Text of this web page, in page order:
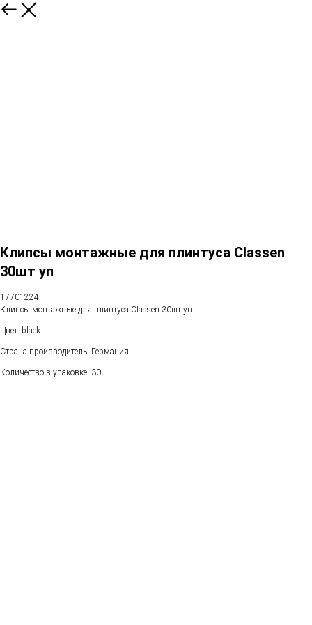
Клипсы монтажные для плинтуса Classen
30шт уп
17701224
Клипсы монтажные для плинтуса Classen 30шт уп
Цвет: black
Страна производитель: Германия
Количество в упаковке: 30